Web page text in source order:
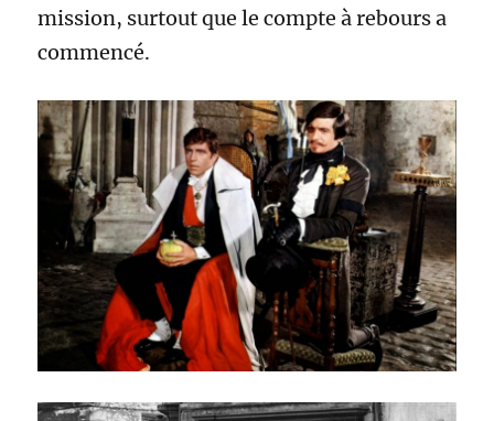
mission, surtout que le compte à rebours a
commencé.